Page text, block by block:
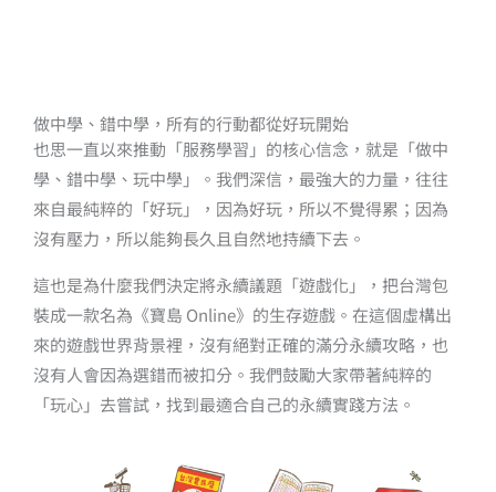
做中學、錯中學，所有的行動都從好玩開始
也思一直以來推動「服務學習」的核心信念，就是「做中
學、錯中學、玩中學」。我們深信，最強大的力量，往往
來自最純粹的「好玩」，因為好玩，所以不覺得累；因為
沒有壓力，所以能夠長久且自然地持續下去。
這也是為什麼我們決定將永續議題「遊戲化」，把台灣包
裝成一款名為《寶島 Online》的生存遊戲。在這個虛構出
來的遊戲世界背景裡，沒有絕對正確的滿分永續攻略，也
沒有人會因為選錯而被扣分。我們鼓勵大家帶著純粹的
「玩心」去嘗試，找到最適合自己的永續實踐方法。